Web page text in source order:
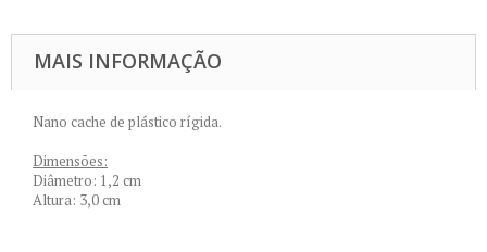
MAIS INFORMAÇÃO
Nano cache de plástico rígida.
Dimensões:
Diâmetro: 1,2 cm
Altura: 3,0 cm